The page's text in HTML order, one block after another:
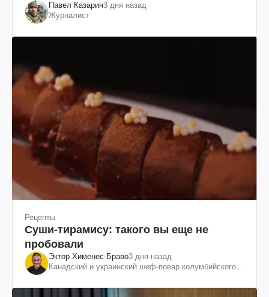
Павел Казарин3 дня назад
Журналист
Рецепты
Суши-тирамису: такого вы еще не
пробовали
Эктор Хименес-Браво3 дня назад
Канадский и украинский шеф-повар колумбийского